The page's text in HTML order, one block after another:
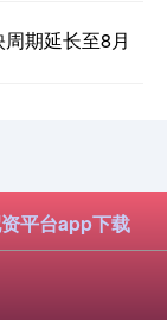
期延长至8月
平台app下载